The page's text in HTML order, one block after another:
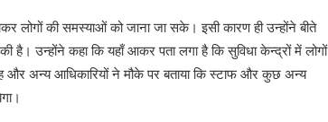
की समस्याओं को जाना जा सके। इसी कारण ही उन्होंने बीते
है। उन्होंने कहा कि यहाँ आकर पता लगा है कि सुविधा केन्द्रों में लोगों
अन्य आधिकारियों ने मौके पर बताया कि स्टाफ और कुछ अन्य